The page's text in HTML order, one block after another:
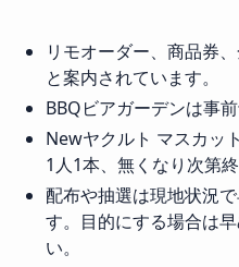
リモオーダー、商品券
と案内されています。
BBQビアガーデンは事前
Newヤクルト マスカッ
1人1本、無くなり次第終
配布や抽選は現地状況
す。目的にする場合は
い。